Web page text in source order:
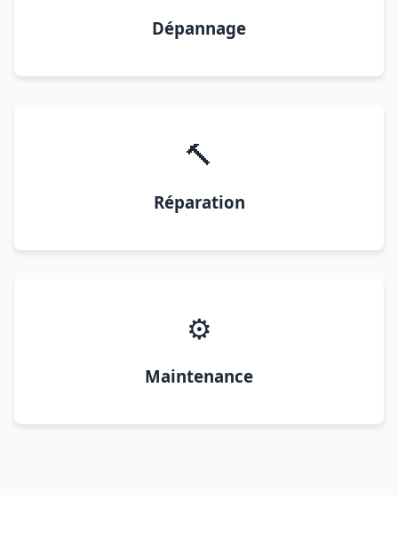
Dépannage
🔨
Réparation
⚙️
Maintenance